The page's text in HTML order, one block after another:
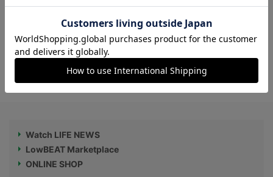
菊地吉正の【ロレックス通信 No.309】｜
「またか！」昨年に引き続き4年連続の元
日定価改定。4年間でどれだけ上がった
Watch LIFE NEWS
LowBEAT Marketplace
ONLINE SHOP